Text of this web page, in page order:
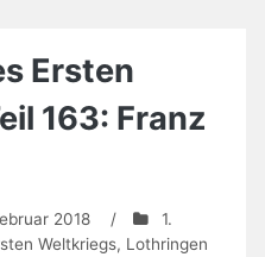
Ersten
163: Franz
2018 /
1.
Weltkriegs, Lothringen